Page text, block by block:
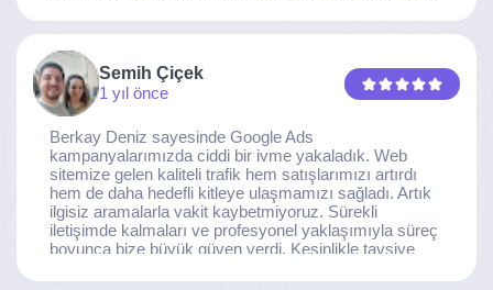
noktaya ulaştı. Kaliteden asla taviz vermeyen, her
ekibine gönülden teşekkür ederiz.
Semih Çiçek
1 yıl önce
Berkay Deniz sayesinde Google Ads
kampanyalarımızda ciddi bir ivme yakaladık. Web
sitemize gelen kaliteli trafik hem satışlarımızı artırdı
hem de daha hedefli kitleye ulaşmamızı sağladı. Artık
ilgisiz aramalarla vakit kaybetmiyoruz. Sürekli
iletişimde kalmaları ve profesyonel yaklaşımıyla süreç
boyunca bize büyük güven verdi. Kesinlikle tavsiye